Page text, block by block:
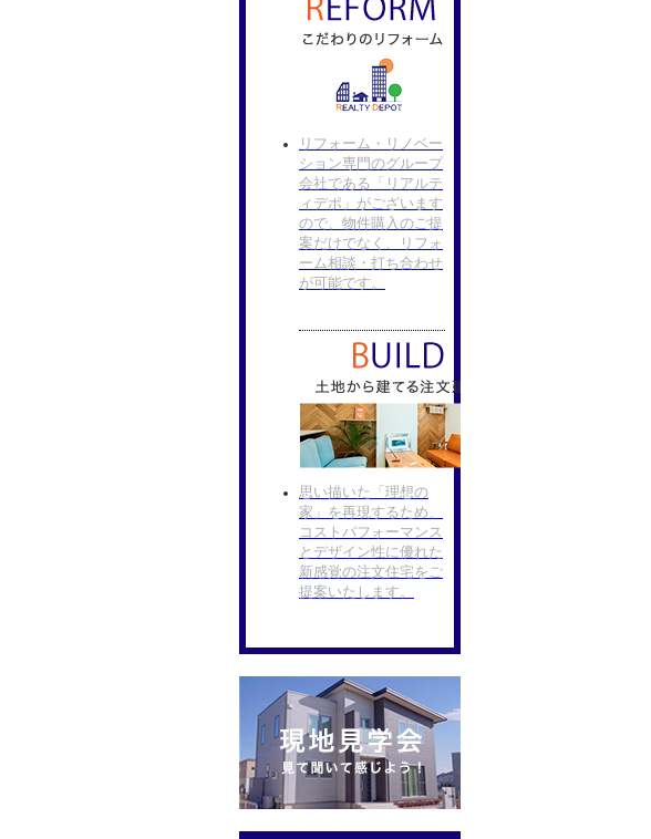
リフォーム・リノベー
ション専門のグループ
会社である「リアルテ
ィデポ」がございます
ので、物件購入のご提
案だけでなく、リフォ
ーム相談・打ち合わせ
が可能です。
思い描いた「理想の
家」を再現するため、
コストパフォーマンス
とデザイン性に優れた
新感覚の注文住宅をご
提案いたします。